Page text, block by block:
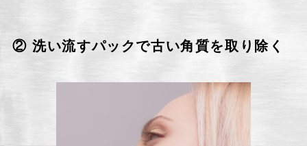
② 洗い流すパックで古い角質を取り除く